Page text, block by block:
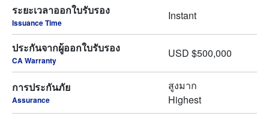
ระยะเวลาออกใบรับรอง
Issuance Time
Instant
ประกันจากผู้ออกใบรับรอง
CA Warranty
USD $500,000
การประกันภัย
Assurance
สูงมาก
Highest